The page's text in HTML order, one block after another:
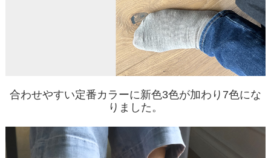
合わせやすい定番カラーに新色3色が加わり7色にな
りました。